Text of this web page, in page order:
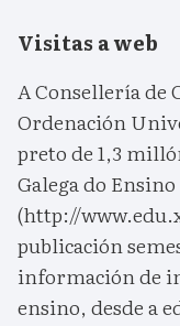
Visitas a web
A Consellería de
Ordenación
preto de 1,3
Galega do Ensino
(http://
publicación
información de
ensino, desde a